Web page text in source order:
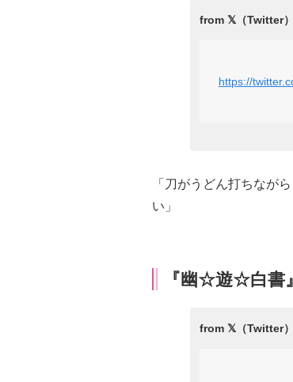
https://
「刀がうどん打ちなが
い」
『幽☆遊☆白書』